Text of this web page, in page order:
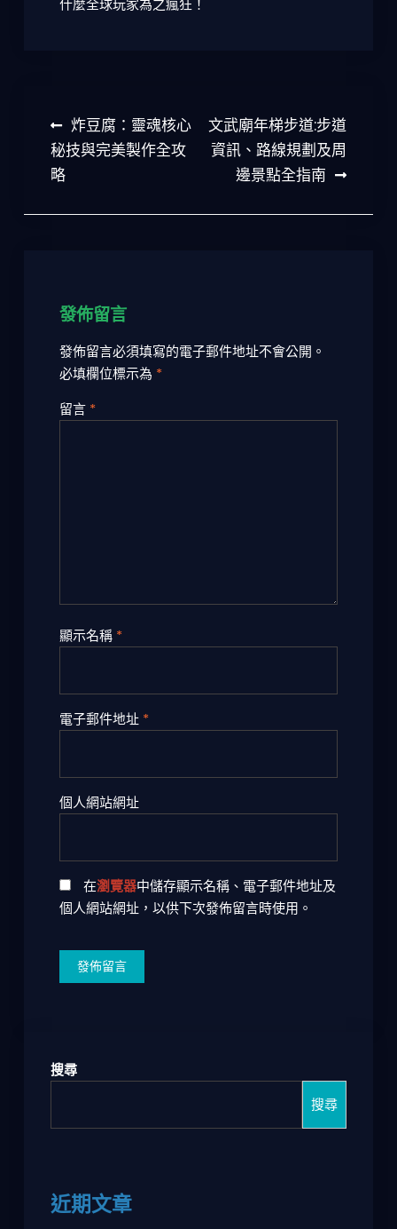
文
章
導
覽
炸豆腐：靈魂核心
秘技與完美製作全攻
略
文武廟年梯步道:步道
資訊、路線規劃及周
邊景點全指南
發佈留言
發佈留言必須填寫的電子郵件地址不會公開。
必填欄位標示為 *
留言 *
顯示名稱 *
電子郵件地址 *
個人網站網址
在瀏覽器中儲存顯示名稱、電子郵件地址及
個人網站網址，以供下次發佈留言時使用。
搜尋
搜尋
近期文章